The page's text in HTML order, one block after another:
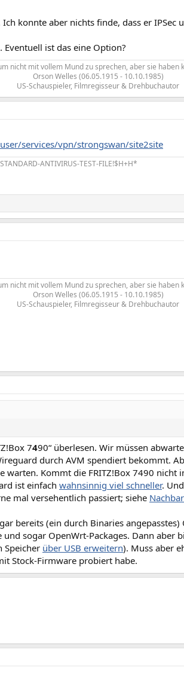
konnte aber nichts finde, dass er
ist das eine Option?
nicht mit vollem Mund zu sprechen, aber sie haben
Orson Welles (06.05.1915 - 10.10.1985)
US-Schauspieler, Filmregisseur & Drehbuchautor​
services/vpn/strongswan/site2site
ANTIVIRUS-TEST-FILE!$H+H*
nicht mit vollem Mund zu sprechen, aber sie haben
Orson Welles (06.05.1915 - 10.10.1985)
US-Schauspieler, Filmregisseur & Drehbuchautor​
7490“ überlesen. Wir müssen
durch AVM spendiert bekommt.
warten. Kommt die FRITZ!Box 7490 nicht
ist einfach wahnsinnig viel schneller.
mal versehentlich passiert; siehe
bereits (ein durch Binaries
und sogar OpenWrt-Packages. Dann aber
Speicher über USB erweitern). Muss aber
Stock-Firmware probiert habe.